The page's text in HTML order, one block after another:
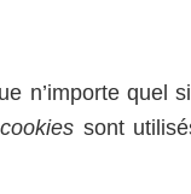
n’importe quel
sont